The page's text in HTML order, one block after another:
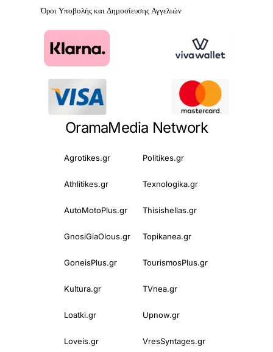
Όροι Υποβολής και Δημοσίευσης Αγγελιών
OramaMedia Network
Agrotikes.gr Politikes.gr
Athlitikes.gr Texnologika.gr
AutoMotoPlus.gr Thisishellas.gr
GnosiGiaOlous.gr Topikanea.gr
GoneisPlus.gr TourismosPlus.gr
Kultura.gr TVnea.gr
Loatki.gr Upnow.gr
Loveis.gr VresSyntages.gr